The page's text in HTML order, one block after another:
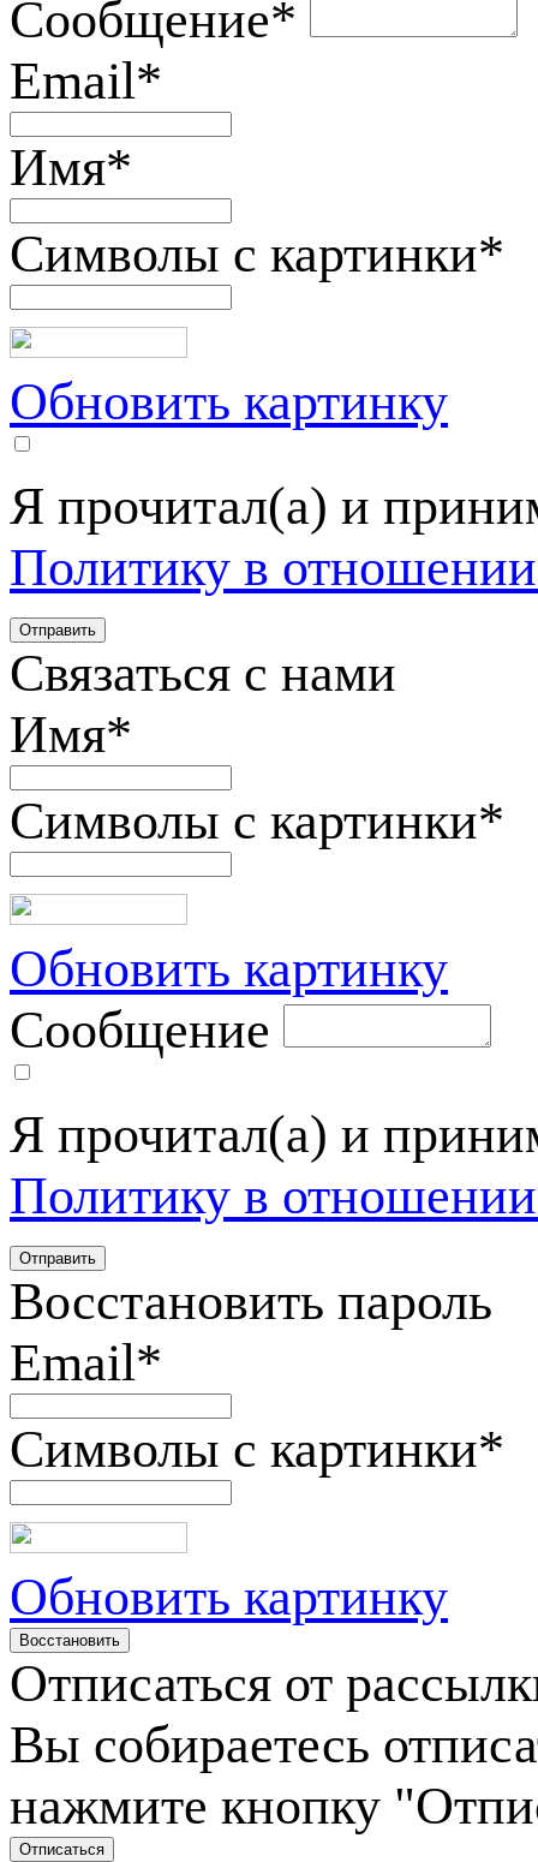
Сообщение*
Email*
Имя*
Символы с картинки*
Обновить картинку
Я прочитал(а) и
Политику в
Связаться с нами
Имя*
Символы с картинки*
Обновить картинку
Сообщение
Я прочитал(а) и
Политику в
Восстановить пароль
Email*
Символы с картинки*
Обновить картинку
Отписаться от
Вы собираетесь
нажмите кнопку